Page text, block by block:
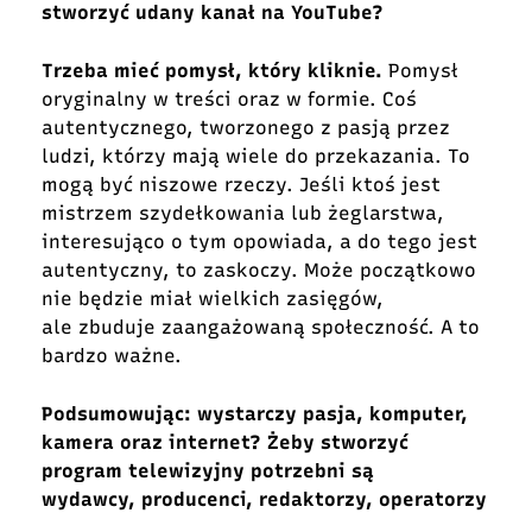
stworzyć udany kanał na YouTube?
Trzeba mieć pomysł, który kliknie. Pomysł
oryginalny w treści oraz w formie. Coś
autentycznego, tworzonego z pasją przez
ludzi, którzy mają wiele do przekazania. To
mogą być niszowe rzeczy. Jeśli ktoś jest
mistrzem szydełkowania lub żeglarstwa,
interesująco o tym opowiada, a do tego jest
autentyczny, to zaskoczy. Może początkowo
nie będzie miał wielkich zasięgów,
ale zbuduje zaangażowaną społeczność. A to
bardzo ważne.
Podsumowując: wystarczy pasja, komputer,
kamera oraz internet? Żeby stworzyć
program telewizyjny potrzebni są
wydawcy, producenci, redaktorzy, operatorzy